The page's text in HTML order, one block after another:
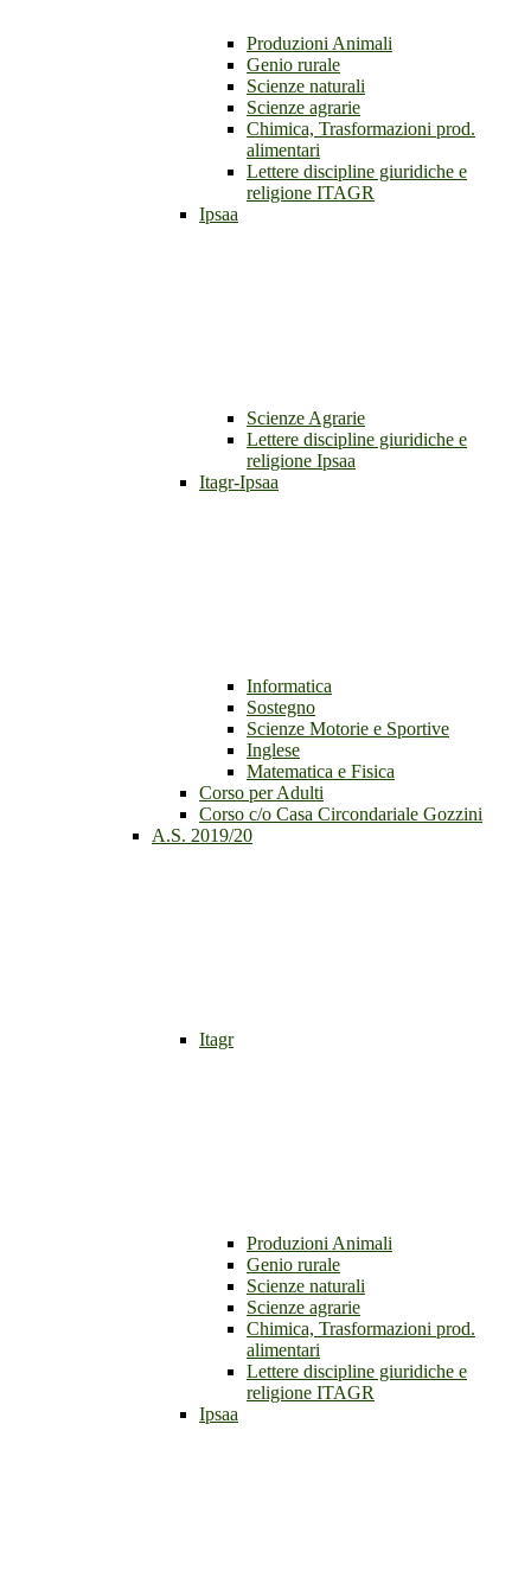
Produzioni Animali
Genio rurale
Scienze naturali
Scienze agrarie
Chimica, Trasformazioni prod.
alimentari
Lettere discipline giuridiche e
religione ITAGR
Ipsaa
Scienze Agrarie
Lettere discipline giuridiche e
religione Ipsaa
Itagr-Ipsaa
Informatica
Sostegno
Scienze Motorie e Sportive
Inglese
Matematica e Fisica
Corso per Adulti
Corso c/o Casa Circondariale Gozzini
A.S. 2019/20
Itagr
Produzioni Animali
Genio rurale
Scienze naturali
Scienze agrarie
Chimica, Trasformazioni prod.
alimentari
Lettere discipline giuridiche e
religione ITAGR
Ipsaa